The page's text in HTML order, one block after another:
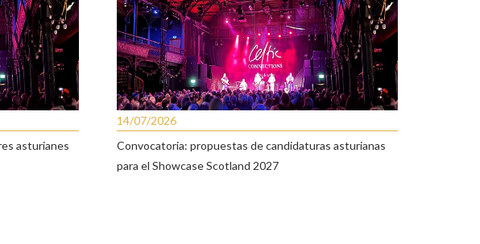
asturianes
14/07/2026
Convocatoria: propuestas de candidaturas asturianas
para el Showcase Scotland 2027